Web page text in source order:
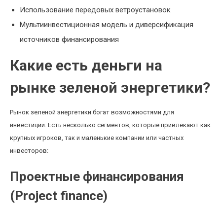
Использование передовых ветроустановок
Мультиинвестиционная модель и диверсификация
источников финансирования
Какие есть деньги на
рынке зеленой энергетики?
Рынок зеленой энергетики богат возможностями для
инвестиций. Есть несколько сегментов, которые привлекают как
крупных игроков, так и маленькие компании или частных
инвесторов:
Проектные финансирования
(Project finance)